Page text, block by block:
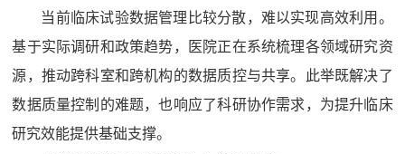
当前临床试验数据管理比较分散，难以实现高效利用。
基于实际调研和政策趋势，医院正在系统梳理各领域研究资
源，推动跨科室和跨机构的数据质控与共享。此举既解决了
数据质量控制的难题，也响应了科研协作需求，为提升临床
研究效能提供基础支撑。